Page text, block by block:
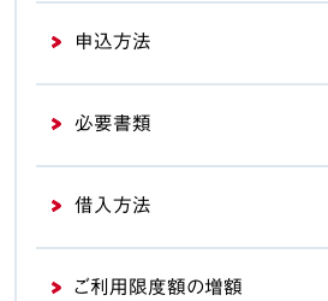
申込方法
必要書類
借入方法
ご利用限度額の増額